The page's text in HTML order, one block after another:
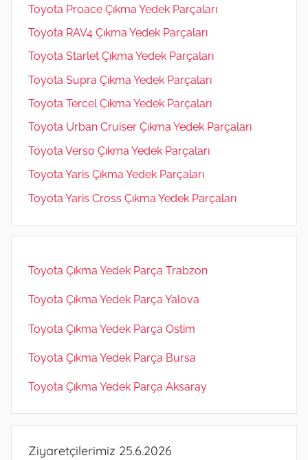
Toyota Proace Çıkma Yedek Parçaları
Toyota RAV4 Çıkma Yedek Parçaları
Toyota Starlet Çıkma Yedek Parçaları
Toyota Supra Çıkma Yedek Parçaları
Toyota Tercel Çıkma Yedek Parçaları
Toyota Urban Cruiser Çıkma Yedek Parçaları
Toyota Verso Çıkma Yedek Parçaları
Toyota Yaris Çıkma Yedek Parçaları
Toyota Yaris Cross Çıkma Yedek Parçaları
Toyota Çıkma Yedek Parça Trabzon
Toyota Çıkma Yedek Parça Yalova
Toyota Çıkma Yedek Parça Ostim
Toyota Çıkma Yedek Parça Bursa
Toyota Çıkma Yedek Parça Aksaray
Ziyaretçilerimiz 25.6.2026